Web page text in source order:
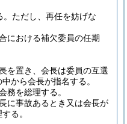
ただし、再任を妨げな
における補欠委員の任期
を置き、会長は委員の互選
から会長が指名する。
務を総理する。
に事故あるとき又は会長が
る。